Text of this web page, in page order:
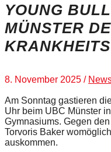
YOUNG
MÜNSTER
8. November 2025 /
Am Sonntag gastieren
Uhr beim UBC Münster
Gymnasiums. Gegen
Torvoris Baker
auskommen.